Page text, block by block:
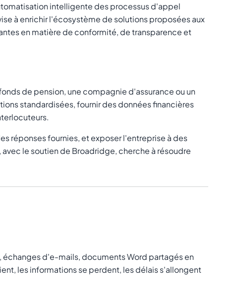
intelligente des processus d'appel
à enrichir l'écosystème de solutions proposées aux
en matière de conformité, de transparence et
de pension, une compagnie d'assurance ou un
standardisées, fournir des données financières
réponses fournies, et exposer l'entreprise à des
le soutien de Broadridge, cherche à résoudre
d'e-mails, documents Word partagés en
les informations se perdent, les délais s'allongent